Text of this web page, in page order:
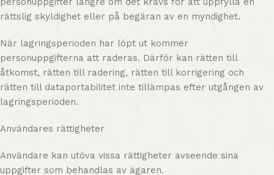
rättslig skyldighet eller på begäran av en myndighet.
När lagringsperioden har löpt ut kommer
personuppgifterna att raderas. Därför kan rätten till
åtkomst, rätten till radering, rätten till korrigering och
rätten till dataportabilitet inte tillämpas efter utgången av
lagringsperioden.
Användares rättigheter
Användare kan utöva vissa rättigheter avseende sina
uppgifter som behandlas av ägaren.